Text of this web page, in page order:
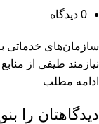
0 دیدگاه
سازمان‌های خدماتی
نیازمند طیفی از
ادامه مطلب
دیدگاهتان را